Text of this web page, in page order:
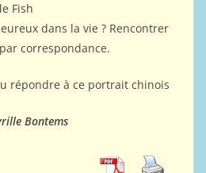
Fish
dans la vie ? Rencontrer
correspondance.
répondre à ce portrait chinois
Bontems